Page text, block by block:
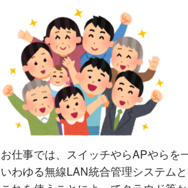
お仕事では、スイッチやらAPやらを
いわゆる無線LAN統合管理システムと